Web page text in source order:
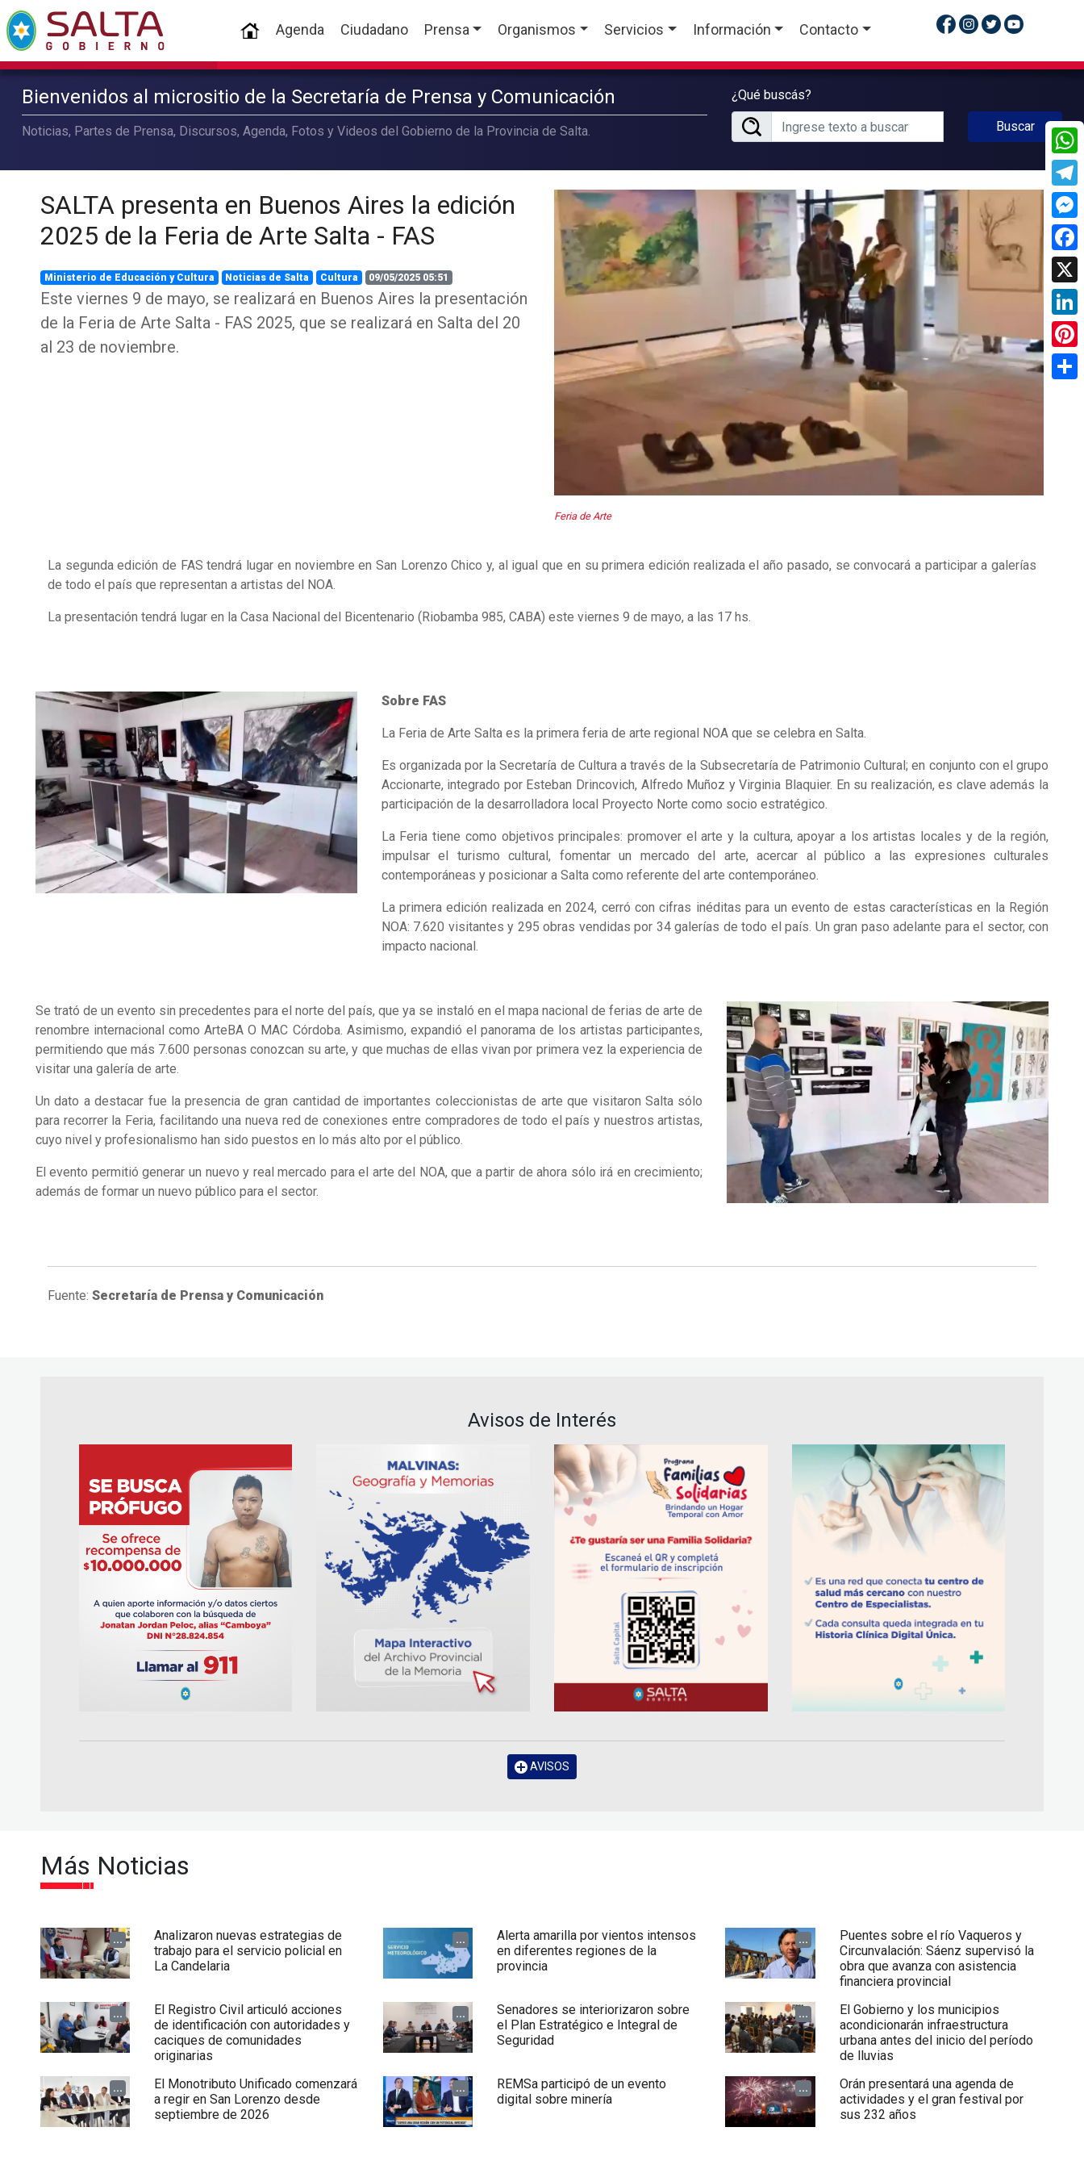
(current)
Agenda Ciudadano Prensa Organismos Servicios Información Contacto
Bienvenidos al micrositio de la Secretaría de Prensa y Comunicación
Noticias, Partes de Prensa, Discursos, Agenda, Fotos y Videos del Gobierno de la Provincia de Salta.
¿Qué buscás?
Buscar
SALTA presenta en Buenos Aires la edición
2025 de la Feria de Arte Salta - FAS
Ministerio de Educación y Cultura Noticias de Salta Cultura 09/05/2025 05:51
Este viernes 9 de mayo, se realizará en Buenos Aires la presentación
de la Feria de Arte Salta - FAS 2025, que se realizará en Salta del 20
al 23 de noviembre.
Feria de Arte
La segunda edición de FAS tendrá lugar en noviembre en San Lorenzo Chico y, al igual que en su primera edición realizada el año pasado, se convocará a participar a galerías
de todo el país que representan a artistas del NOA.
La presentación tendrá lugar en la Casa Nacional del Bicentenario (Riobamba 985, CABA) este viernes 9 de mayo, a las 17 hs.
Sobre FAS
La Feria de Arte Salta es la primera feria de arte regional NOA que se celebra en Salta.
Es organizada por la Secretaría de Cultura a través de la Subsecretaría de Patrimonio Cultural; en conjunto con el grupo
Accionarte, integrado por Esteban Drincovich, Alfredo Muñoz y Virginia Blaquier. En su realización, es clave además la
participación de la desarrolladora local Proyecto Norte como socio estratégico.
La Feria tiene como objetivos principales: promover el arte y la cultura, apoyar a los artistas locales y de la región,
impulsar el turismo cultural, fomentar un mercado del arte, acercar al público a las expresiones culturales
contemporáneas y posicionar a Salta como referente del arte contemporáneo.
La primera edición realizada en 2024, cerró con cifras inéditas para un evento de estas características en la Región
NOA: 7.620 visitantes y 295 obras vendidas por 34 galerías de todo el país. Un gran paso adelante para el sector, con
impacto nacional.
Se trató de un evento sin precedentes para el norte del país, que ya se instaló en el mapa nacional de ferias de arte de
renombre internacional como ArteBA O MAC Córdoba. Asimismo, expandió el panorama de los artistas participantes,
permitiendo que más 7.600 personas conozcan su arte, y que muchas de ellas vivan por primera vez la experiencia de
visitar una galería de arte.
Un dato a destacar fue la presencia de gran cantidad de importantes coleccionistas de arte que visitaron Salta sólo
para recorrer la Feria, facilitando una nueva red de conexiones entre compradores de todo el país y nuestros artistas,
cuyo nivel y profesionalismo han sido puestos en lo más alto por el público.
El evento permitió generar un nuevo y real mercado para el arte del NOA, que a partir de ahora sólo irá en crecimiento;
además de formar un nuevo público para el sector.
Fuente: Secretaría de Prensa y Comunicación
Avisos de Interés
AVISOS
Más Noticias
...
Analizaron nuevas estrategias de
trabajo para el servicio policial en
La Candelaria
...
Alerta amarilla por vientos intensos
en diferentes regiones de la
provincia
...
Puentes sobre el río Vaqueros y
Circunvalación: Sáenz supervisó la
obra que avanza con asistencia
financiera provincial
...
El Registro Civil articuló acciones
de identificación con autoridades y
caciques de comunidades
originarias
...
Senadores se interiorizaron sobre
el Plan Estratégico e Integral de
Seguridad
...
El Gobierno y los municipios
acondicionarán infraestructura
urbana antes del inicio del período
de lluvias
...
El Monotributo Unificado comenzará
a regir en San Lorenzo desde
septiembre de 2026
...
REMSa participó de un evento
digital sobre minería
...
Orán presentará una agenda de
actividades y el gran festival por
sus 232 años
X